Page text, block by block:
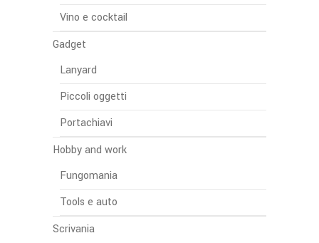
Vino e cocktail
Gadget
Lanyard
Piccoli oggetti
Portachiavi
Hobby and work
Fungomania
Tools e auto
Scrivania